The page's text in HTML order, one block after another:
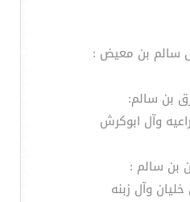
سالم بن معيض :
وآل ابوكرش
وآل زبنه